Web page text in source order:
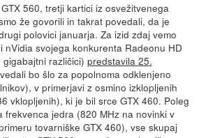
560, tretji kartici iz osvežitvenega
že govorili in takrat povedali, da je
polovici januarja. Za izid zdaj vemo
nVidia svojega konkurenta Radeonu HD
različici) predstavila 25.
bo šlo za popolnoma odklenjeno
v primerjavi z osmino izklopljenih
vklopljenih), ki je bil srce GTX 460. Poleg
frekvenca jedra (820 MHz na novinki v
tovarniške GTX 460), vse skupaj